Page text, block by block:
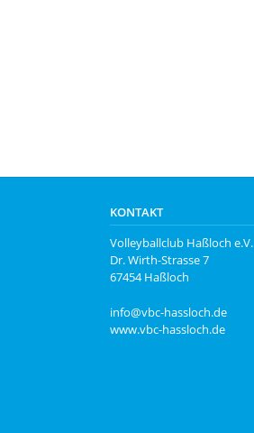
KONTAKT
Volleyballclub Haßloch e.V.
Dr. Wirth-Strasse 7
67454 Haßloch
info@vbc-hassloch.de
www.vbc-hassloch.de